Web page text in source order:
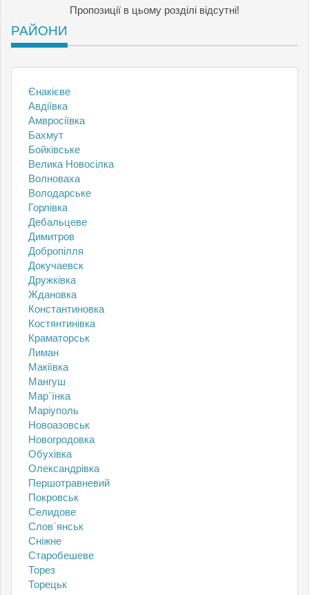
Пропозиції в цьому розділі відсутні!
РАЙОНИ
Єнакієве
Авдіївка
Амвросіївка
Бахмут
Бойківське
Велика Новосілка
Волноваха
Володарське
Горлівка
Дебальцеве
Димитров
Добропілля
Докучаевск
Дружківка
Ждановка
Константиновка
Костянтинівка
Краматорськ
Лиман
Макіївка
Мангуш
Мар`їнка
Маріуполь
Новоазовськ
Новогродовка
Обухівка
Олександрівка
Першотравневий
Покровськ
Селидове
Слов`янськ
Сніжне
Старобешеве
Торез
Торецьк